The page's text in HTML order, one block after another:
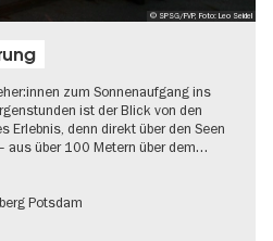
© SPSG/FVP, Foto: Leo Seidel
zum Sonnenaufgang ins
ist der Blick von den
Erlebnis, denn direkt über den Seen
aus über 100 Metern über dem…
Potsdam